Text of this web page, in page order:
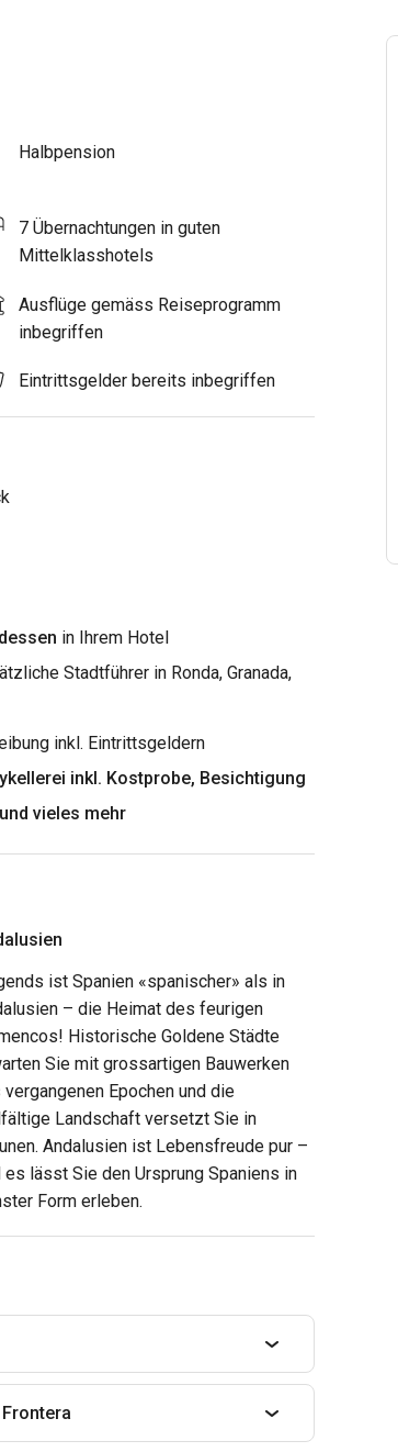
Halbpension
7 Übernachtungen in guten
Mittelklasshotels
Ausflüge gemäss Reiseprogramm
inbegriffen
Eintrittsgelder bereits inbegriffen
in Ihrem Hotel
Stadtführer in Ronda, Granada,
inkl. Eintrittsgeldern
inkl. Kostprobe, Besichtigung
vieles mehr
ist Spanien «spanischer» als in
– die Heimat des feurigen
Historische Goldene Städte
Sie mit grossartigen Bauwerken
vergangenen Epochen und die
Landschaft versetzt Sie in
Andalusien ist Lebensfreude pur –
es lässt Sie den Ursprung Spaniens in
Form erleben.